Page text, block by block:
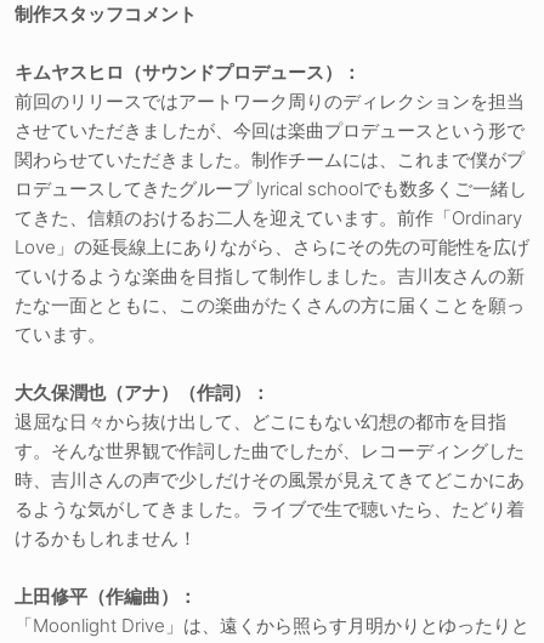
制作スタッフコメント
キムヤスヒロ（サウンドプロデュース）：
前回のリリースではアートワーク周りのディレクションを担当
させていただきましたが、今回は楽曲プロデュースという形で
関わらせていただきました。制作チームには、これまで僕がプ
ロデュースしてきたグループ lyrical schoolでも数多くご一緒し
てきた、信頼のおけるお二人を迎えています。前作「Ordinary
Love」の延長線上にありながら、さらにその先の可能性を広げ
ていけるような楽曲を目指して制作しました。吉川友さんの新
たな一面とともに、この楽曲がたくさんの方に届くことを願っ
ています。
大久保潤也（アナ）（作詞）：
退屈な日々から抜け出して、どこにもない幻想の都市を目指
す。そんな世界観で作詞した曲でしたが、レコーディングした
時、吉川さんの声で少しだけその風景が見えてきてどこかにあ
るような気がしてきました。ライブで生で聴いたら、たどり着
けるかもしれません！
上田修平（作編曲）：
「Moonlight Drive」は、遠くから照らす月明かりとゆったりと